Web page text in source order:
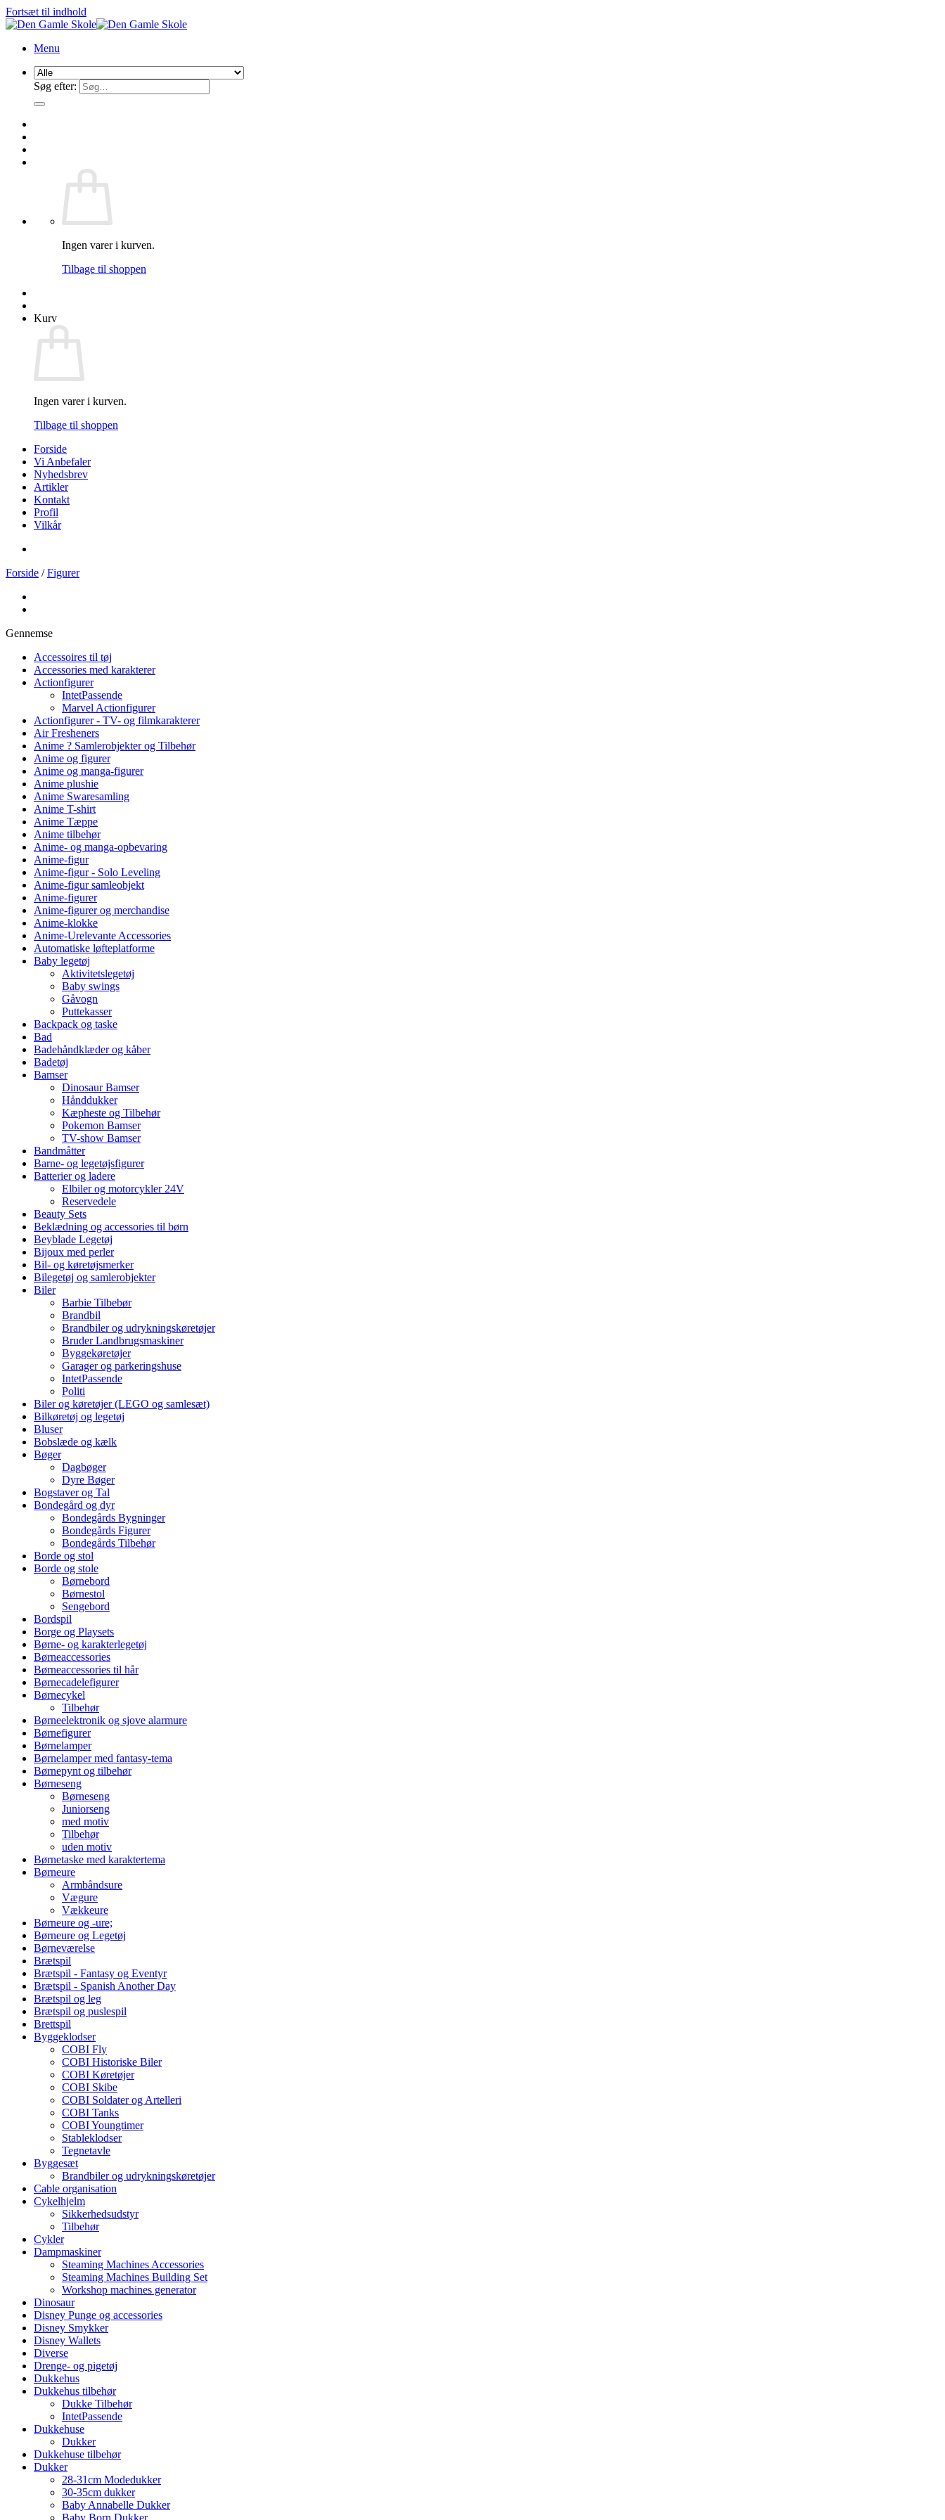
Fortsæt til indhold
Menu
Søg efter:
Ingen varer i kurven.
Tilbage til shoppen
Kurv
Ingen varer i kurven.
Tilbage til shoppen
Forside
Vi Anbefaler
Nyhedsbrev
Artikler
Kontakt
Profil
Vilkår
Forside / Figurer
Gennemse
Accessoires til tøj
Accessories med karakterer
Actionfigurer
IntetPassende
Marvel Actionfigurer
Actionfigurer - TV- og filmkarakterer
Air Fresheners
Anime ? Samlerobjekter og Tilbehør
Anime og figurer
Anime og manga-figurer
Anime plushie
Anime Swaresamling
Anime T-shirt
Anime Tæppe
Anime tilbehør
Anime- og manga-opbevaring
Anime-figur
Anime-figur - Solo Leveling
Anime-figur samleobjekt
Anime-figurer
Anime-figurer og merchandise
Anime-klokke
Anime-Urelevante Accessories
Automatiske løfteplatforme
Baby legetøj
Aktivitetslegetøj
Baby swings
Gåvogn
Puttekasser
Backpack og taske
Bad
Badehåndklæder og kåber
Badetøj
Bamser
Dinosaur Bamser
Hånddukker
Kæpheste og Tilbehør
Pokemon Bamser
TV-show Bamser
Bandmåtter
Barne- og legetøjsfigurer
Batterier og ladere
Elbiler og motorcykler 24V
Reservedele
Beauty Sets
Beklædning og accessories til børn
Beyblade Legetøj
Bijoux med perler
Bil- og køretøjsmerker
Bilegetøj og samlerobjekter
Biler
Barbie Tilbebør
Brandbil
Brandbiler og udrykningskøretøjer
Bruder Landbrugsmaskiner
Byggekøretøjer
Garager og parkeringshuse
IntetPassende
Politi
Biler og køretøjer (LEGO og samlesæt)
Bilkøretøj og legetøj
Bluser
Bobslæde og kælk
Bøger
Dagbøger
Dyre Bøger
Bogstaver og Tal
Bondegård og dyr
Bondegårds Bygninger
Bondegårds Figurer
Bondegårds Tilbehør
Borde og stol
Borde og stole
Børnebord
Børnestol
Sengebord
Bordspil
Borge og Playsets
Børne- og karakterlegetøj
Børneaccessories
Børneaccessories til hår
Børnecadelefigurer
Børnecykel
Tilbehør
Børneelektronik og sjove alarmure
Børnefigurer
Børnelamper
Børnelamper med fantasy-tema
Børnepynt og tilbehør
Børneseng
Børneseng
Juniorseng
med motiv
Tilbehør
uden motiv
Børnetaske med karaktertema
Børneure
Armbåndsure
Vægure
Vækkeure
Børneure og -ure;
Børneure og Legetøj
Børneværelse
Brætspil
Brætspil - Fantasy og Eventyr
Brætspil - Spanish Another Day
Brætspil og leg
Brætspil og puslespil
Brettspil
Byggeklodser
COBI Fly
COBI Historiske Biler
COBI Køretøjer
COBI Skibe
COBI Soldater og Artelleri
COBI Tanks
COBI Youngtimer
Stableklodser
Tegnetavle
Byggesæt
Brandbiler og udrykningskøretøjer
Cable organisation
Cykelhjelm
Sikkerhedsudstyr
Tilbehør
Cykler
Dampmaskiner
Steaming Machines Accessories
Steaming Machines Building Set
Workshop machines generator
Dinosaur
Disney Punge og accessories
Disney Smykker
Disney Wallets
Diverse
Drenge- og pigetøj
Dukkehus
Dukkehus tilbehør
Dukke Tilbehør
IntetPassende
Dukkehuse
Dukker
Dukkehuse tilbehør
Dukker
28-31cm Modedukker
30-35cm dukker
Baby Annabelle Dukker
Baby Born Dukker